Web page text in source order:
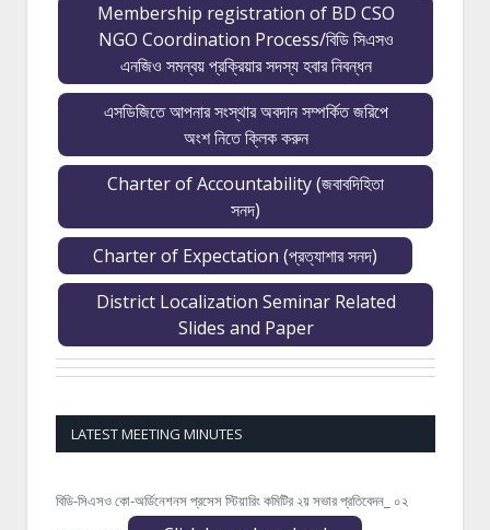
Membership registration of BD CSO
NGO Coordination Process/বিডি সিএসও
এনজিও সমন্বয় প্রক্রিয়ার সদস্য হবার নিবন্ধন
এসডিজিতে আপনার সংস্থার অবদান সম্পর্কিত জরিপে
অংশ নিতে ক্লিক করুন
Charter of Accountability (জবাবদিহিতা
সনদ)
Charter of Expectation (প্রত্যাশার সনদ)
District Localization Seminar Related
Slides and Paper
LATEST MEETING MINUTES
বিডি-সিএসও কো-অর্ডিনেশনস প্রসেস স্টিয়ারিং কমিটির ২য় সভার প্রতিবেদন_ ০২